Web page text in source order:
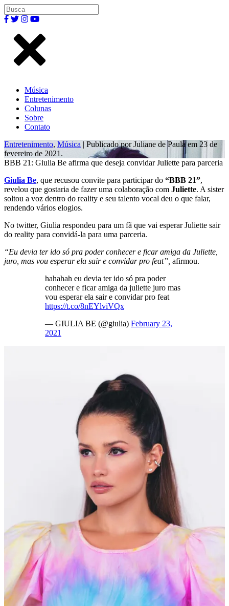
Música
Entretenimento
Colunas
Sobre
Contato
Entretenimento, Música | Publicado por Juliane de Paula em 23 de
fevereiro de 2021.
BBB 21: Giulia Be afirma que deseja convidar Juliette para parceria
Giulia Be, que recusou convite para participar do “BBB 21”,
revelou que gostaria de fazer uma colaboração com Juliette. A sister
soltou a voz dentro do reality e seu talento vocal deu o que falar,
rendendo vários elogios.
No twitter, Giulia respondeu para um fã que vai esperar Juliette sair
do reality para convidá-la para uma parceria.
“Eu devia ter ido só pra poder conhecer e ficar amiga da Juliette,
juro, mas vou esperar ela sair e convidar pro feat”, afirmou.
hahahah eu devia ter ido só pra poder
conhecer e ficar amiga da juliette juro mas
vou esperar ela sair e convidar pro feat
https://t.co/8nEYlviVQx
— GIULIA BE (@giulia) February 23,
2021